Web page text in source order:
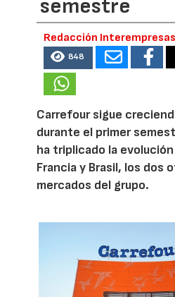
semestre
Redacción Interempresas
848
Carrefour sigue
durante el primer
ha triplicado la
Francia y Brasil, los dos
mercados del grupo.